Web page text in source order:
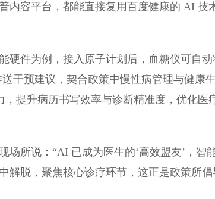
内容平台，都能直接复用百度健康的 AI 技
硬件为例，接入原子计划后，血糖仪可自动
干预建议，契合政策中慢性病管理与健康生
提升病历书写效率与诊断精准度，优化医
场所说：“AI 已成为医生的‘高效盟友’，智
解脱，聚焦核心诊疗环节，这正是政策所倡